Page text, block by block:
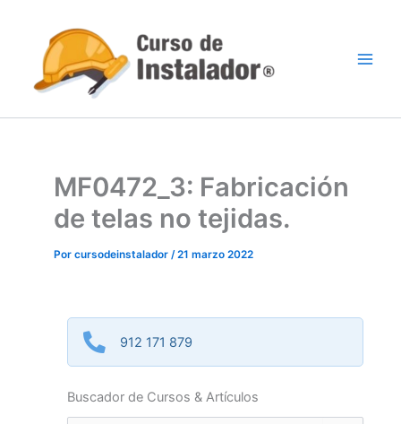
contenido
MF0472_3: Fabricación
de telas no tejidas.
Por cursodeinstalador /21 marzo 2022
912 171 879
Buscador de Cursos & Artículos